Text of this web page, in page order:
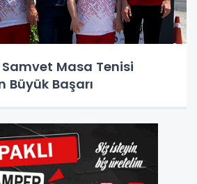
Samvet Masa Tenisi
Büyük Başarı